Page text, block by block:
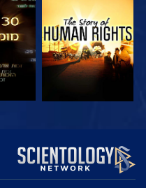
צפה
צפה